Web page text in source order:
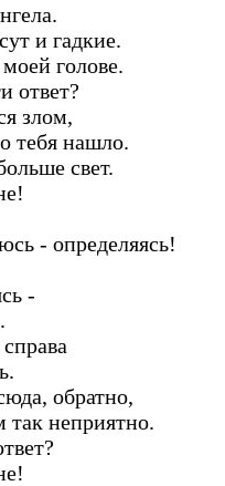
и гадкие.
голове.
ответ?
злом,
тебя нашло.
свет.
- определяясь!
-
обратно,
так неприятно.